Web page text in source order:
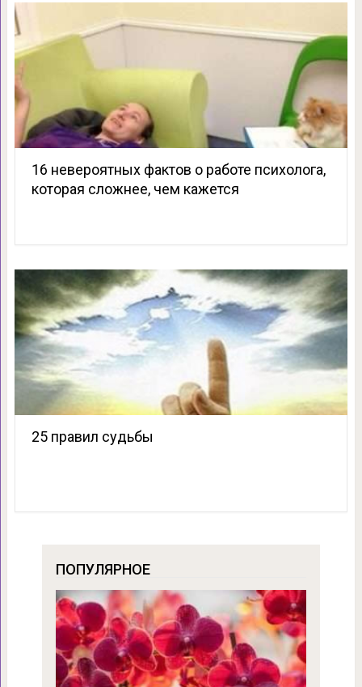
16 невероятных фактов о работе психолога,
которая сложнее, чем кажется
25 правил судьбы
ПОПУЛЯРНОЕ